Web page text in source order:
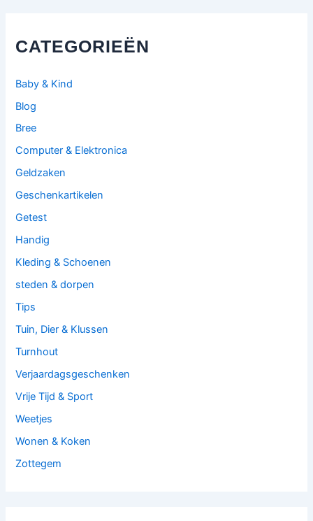
CATEGORIEËN
Baby & Kind
Blog
Bree
Computer & Elektronica
Geldzaken
Geschenkartikelen
Getest
Handig
Kleding & Schoenen
steden & dorpen
Tips
Tuin, Dier & Klussen
Turnhout
Verjaardagsgeschenken
Vrije Tijd & Sport
Weetjes
Wonen & Koken
Zottegem